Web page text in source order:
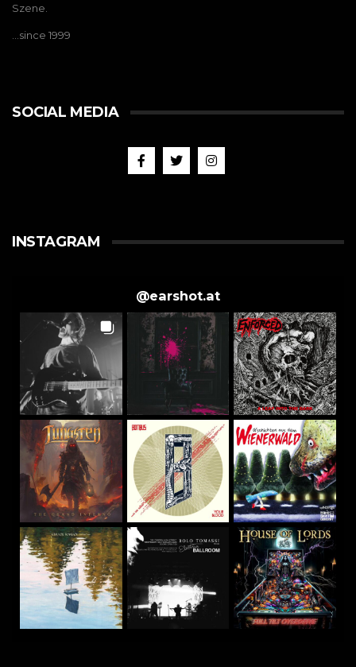
Szene.
…since 1999
SOCIAL MEDIA
INSTAGRAM
@earshot.at